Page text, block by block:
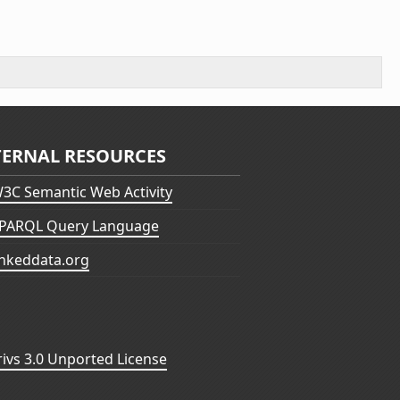
RESOURCES
Semantic Web Activity
Query Language
3.0 Unported License